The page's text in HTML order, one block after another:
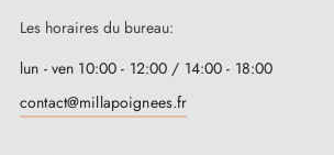
Les horaires du bureau:
lun - ven 10:00 - 12:00 / 14:00 - 18:00
contact@millapoignees.fr